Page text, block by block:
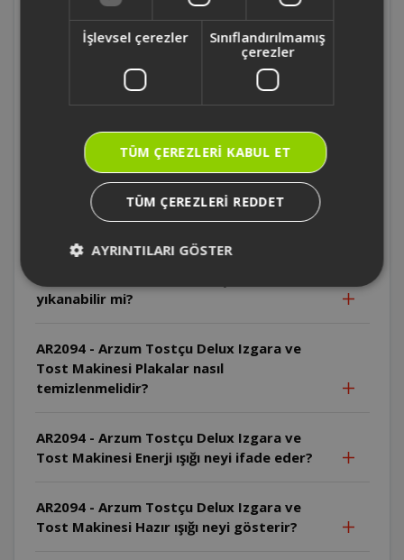
AR2094 - Arzum Tostçu Delux Izgara ve
Tost Makinesi İlk kullanımda neden duman
çıkabilir?
yüzeylerden uzak tutulmalıdır?
AR2094 - Arzum Tostçu Delux Izgara ve
Tost Makinesi Cihaz suya daldırılabilir mi?
AR2094 - Arzum Tostçu Delux Izgara ve
yıkanabilir mi?
AR2094 - Arzum Tostçu Delux Izgara ve
Tost Makinesi Plakalar nasıl
temizlenmelidir?
AR2094 - Arzum Tostçu Delux Izgara ve
Tost Makinesi Enerji ışığı neyi ifade eder?
AR2094 - Arzum Tostçu Delux Izgara ve
Tost Makinesi Hazır ışığı neyi gösterir?
İşlevsel çerezler
Sınıflandırılmamış
çerezler
TÜM ÇEREZLERI KABUL ET
TÜM ÇEREZLERI REDDET
AYRINTILARI GÖSTER